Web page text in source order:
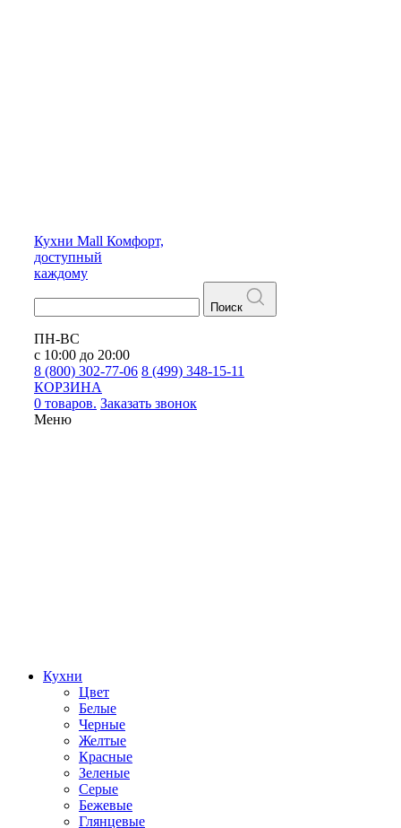
Кухни Mall Комфорт,
доступный
каждому
Поиск
ПН-ВС
с 10:00 до 20:00
8 (800) 302-77-06 8 (499) 348-15-11
КОРЗИНА
0 товаров. Заказать звонок
Меню
Кухни
Цвет
Белые
Черные
Желтые
Красные
Зеленые
Серые
Бежевые
Глянцевые